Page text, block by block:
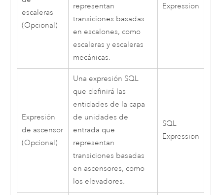
escaleras
(Opcional)
representan
transiciones basadas
en escalones, como
escaleras y escaleras
mecánicas.
Expression
Expresión
de ascensor
(Opcional)
Una expresión SQL
que definirá las
entidades de la capa
de unidades de
entrada que
representan
transiciones basadas
en ascensores, como
los elevadores.
SQL
Expression